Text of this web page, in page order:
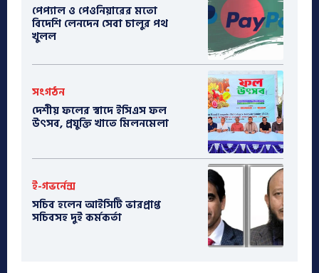
পেপ্যাল ও পেওনিয়ারের মতো
বিদেশি লেনদেন সেবা চালুর পথ
খুলল
সংগঠন
দেশীয় ফলের স্বাদে ইসিএস ফল
উৎসব, প্রযুক্তি খাতে মিলনমেলা
ই-গভর্নেন্স
সচিব হলেন আইসিটি ভারপ্রাপ্ত
সচিবসহ দুই কর্মকর্তা